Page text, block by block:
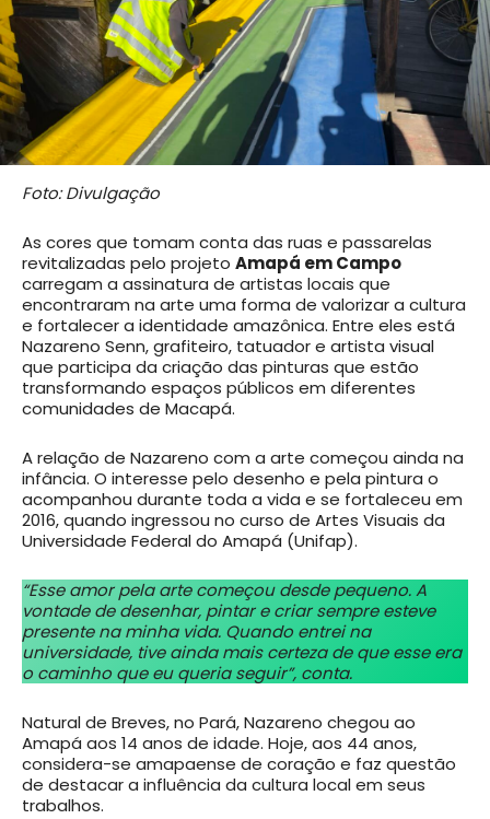
Foto: Divulgação
As cores que tomam conta das ruas e passarelas
revitalizadas pelo projeto Amapá em Campo
carregam a assinatura de artistas locais que
encontraram na arte uma forma de valorizar a cultura
e fortalecer a identidade amazônica. Entre eles está
Nazareno Senn, grafiteiro, tatuador e artista visual
que participa da criação das pinturas que estão
transformando espaços públicos em diferentes
comunidades de Macapá.
A relação de Nazareno com a arte começou ainda na
infância. O interesse pelo desenho e pela pintura o
acompanhou durante toda a vida e se fortaleceu em
2016, quando ingressou no curso de Artes Visuais da
Universidade Federal do Amapá (Unifap).
“Esse amor pela arte começou desde pequeno. A
vontade de desenhar, pintar e criar sempre esteve
presente na minha vida. Quando entrei na
universidade, tive ainda mais certeza de que esse era
o caminho que eu queria seguir”, conta.
Natural de Breves, no Pará, Nazareno chegou ao
Amapá aos 14 anos de idade. Hoje, aos 44 anos,
considera-se amapaense de coração e faz questão
de destacar a influência da cultura local em seus
trabalhos.